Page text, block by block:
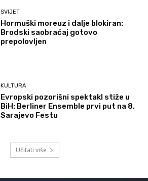
SVIJET
Hormuški moreuz i dalje blokiran:
Brodski saobraćaj gotovo
prepolovljen
KULTURA
Evropski pozorišni spektakl stiže u
BiH: Berliner Ensemble prvi put na 8.
Sarajevo Festu
Učitati više